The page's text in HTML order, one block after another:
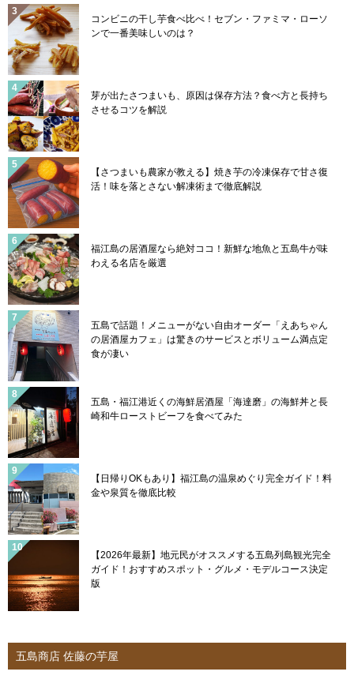
コンビニの干し芋食べ比べ！セブン・ファミマ・ローソ
ンで一番美味しいのは？
芽が出たさつまいも、原因は保存方法？食べ方と長持ち
させるコツを解説
【さつまいも農家が教える】焼き芋の冷凍保存で甘さ復
活！味を落とさない解凍術まで徹底解説
福江島の居酒屋なら絶対ココ！新鮮な地魚と五島牛が味
わえる名店を厳選
五島で話題！メニューがない自由オーダー「えあちゃん
の居酒屋カフェ」は驚きのサービスとボリューム満点定
食が凄い
五島・福江港近くの海鮮居酒屋「海達磨」の海鮮丼と長
崎和牛ローストビーフを食べてみた
【日帰りOKもあり】福江島の温泉めぐり完全ガイド！料
金や泉質を徹底比較
【2026年最新】地元民がオススメする五島列島観光完全
ガイド！おすすめスポット・グルメ・モデルコース決定
版
五島商店 佐藤の芋屋